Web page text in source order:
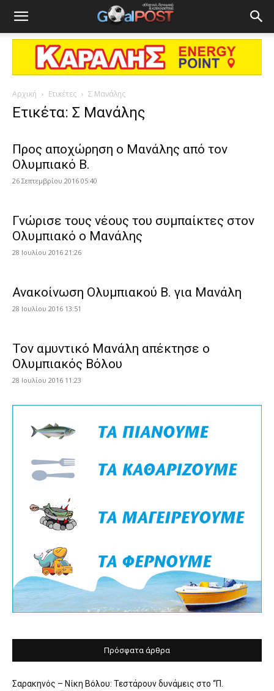
Αρχική Ετικέτες Σ Μανάλης
Ετικέτα: Σ Μανάλης
Προς αποχώρηση ο Μανάλης από τον
Ολυμπιακό Β.
26 Σεπτεμβρίου 2016 05:40
Γνώρισε τους νέους του συμπαίκτες στον
Ολυμπιακό ο Μανάλης
28 Ιουλίου 2016 21:26
Ανακοίνωση Ολυμπιακού Β. για Μανάλη
28 Ιουλίου 2016 13:51
Τον αμυντικό Μανάλη απέκτησε ο
Ολυμπιακός Βόλου
28 Ιουλίου 2016 11:23
Πρόσφατα άρθρα
Σαρακηνός – Νίκη Βόλου: Τεστάρουν δυνάμεις στο “Π.